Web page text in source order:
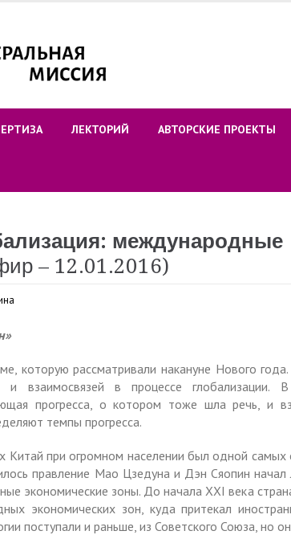
ЛЕКТОРИЙ АВТОРСКИЕ ПРОЕКТЫ
международные
– 12.01.2016)
которую рассматривали накануне Нового
и взаимосвязей в процессе глобализации.
прогресса, о котором тоже шла речь, и
темпы прогресса.
Китай при огромном населении был одной самых
правление Мао Цзедуна и Дэн Сяопин
экономические зоны. До начала XXI века
экономических зон, куда притекал
поступали и раньше, из Советского Союза, но